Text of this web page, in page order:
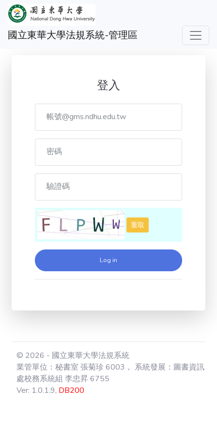
國立東華大學法規系統-管理區
登入
帳號@gms.ndhu.edu.tw
密碼
驗證碼
重取
© 2026 - 國立東華大學法規系統
業管單位：秘書室 張菊珍 6003， 系統發展：圖書資訊
處校務系統組 李忠昇 6755
Ver: 1.0.1.9, DB200